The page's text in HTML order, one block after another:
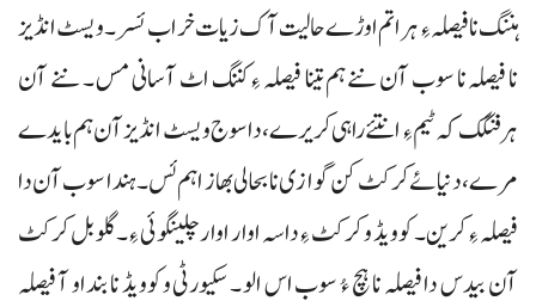
ہننگ نا فیصلہ ءِ ہراتم اوڑے حالیت آک زیات خراب ئسر ۔ ویسٹ انڈیز
نا فیصلہ نا سوب آن ننے ہم تینا فیصلہ ءِ کننگ اٹ آسانی مس ۔ ننے آن
ہرفنگک کہ ٹیم ءِ انتئے راہی کریرے، دا سوج ویسٹ انڈیز آن ہم بایدے
مرے، دنیائے کرکٹ کن گوازی نا بحالی بھاز اہم ئس ۔ ہندا سوب آن دا
فیصلہ ءِ کرین ۔ کوویڈ و کرکٹ ءِ داسہ اوار اوار چلینگوئی ءِ ۔ گلوبل کرکٹ
آن بیدس دا فیصلہ نا ہچ ءُ سوب اس الو ۔ سکیورٹی و کوویڈ نا بنداو آ فیصلہ